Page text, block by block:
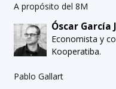
A propósito del 8M
Óscar García
Economista y
Kooperatiba.
Pablo Gallart